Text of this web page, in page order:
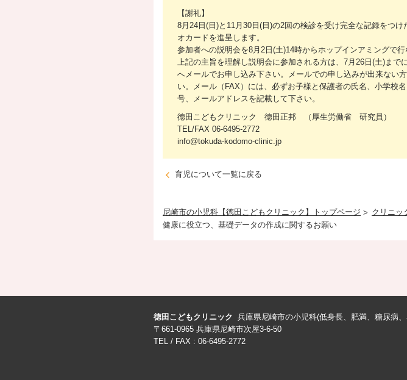
【謝礼】
8月24日(日)と11月30日(日)の2回の検診を受け完全な記録をつけ
オカードを進呈します。
参加者への説明会を8月2日(土)14時からホップインアミングで行
上記の主旨を理解し説明会に参加される方は、7月26日(土)まで
へメールでお申し込み下さい。メールでの申し込みが出来ない
い。メール（FAX）には、必ずお子様と保護者の氏名、小学校
号、メールアドレスを記載して下さい。
徳田こどもクリニック 徳田正邦 （厚生労働省 研究員）
TEL/FAX 06-6495-2772
info@tokuda-kodomo-clinic.jp
育児について一覧に戻る
尼崎市の小児科【徳田こどもクリニック】トップページ クリニッ
健康に役立つ、基礎データの作成に関するお願い
徳田こどもクリニック 兵庫県尼崎市の小児科(低身長、肥満、糖尿病、
〒661-0965 兵庫県尼崎市次屋3-6-50
TEL / FAX : 06-6495-2772